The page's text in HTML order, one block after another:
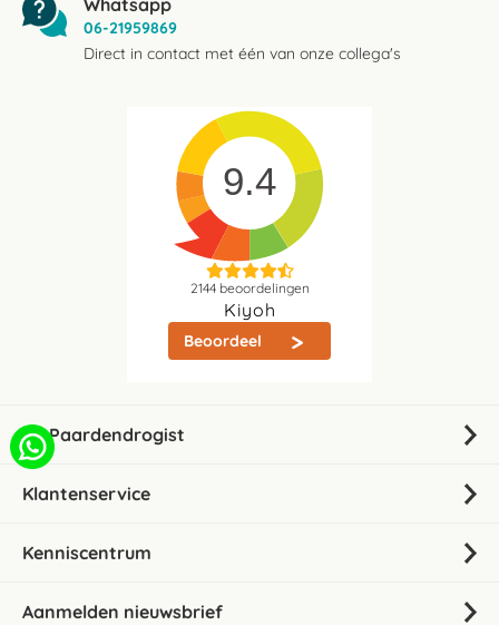
Whatsapp
06-21959869
Direct in contact met één van onze collega's
9.4
2144beoordelingen
Kiyoh
Beoordeel
De Paardendrogist
Klantenservice
Kenniscentrum
Aanmelden nieuwsbrief